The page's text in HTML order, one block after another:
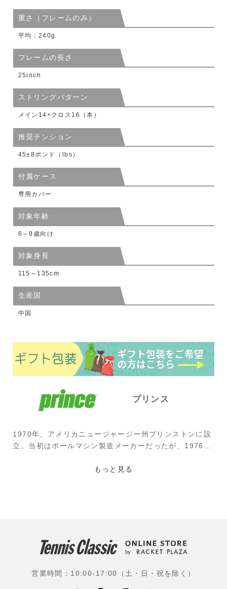
重さ（フレームのみ）
平均：240g
フレームの長さ
25inch
ストリングパターン
メイン14×クロス16（本）
推奨テンション
45±8ポンド（lbs）
付属ケース
専用カバー
対象年齢
6～9歳向け
対象身長
115～135cm
生産国
中国
プリンス
1970年、アメリカニュージャージー州プリンストンに設
立。当初はボールマシン製造メーカーだったが、1976年
を考案すると、1978年に名器「グラファイト」を開発。
使用選手：ジョン・イズナー(アメリカ)、パブロ・アン
ドゥハル(スペイン)、今西美晴(EMシステムズ)、上杉海
白石光(早稲田大)、阿部宏美(筑波大)、相川真侑花(テニ
もっと見る
営業時間：10:00-17:00（土・日・祝を除く）